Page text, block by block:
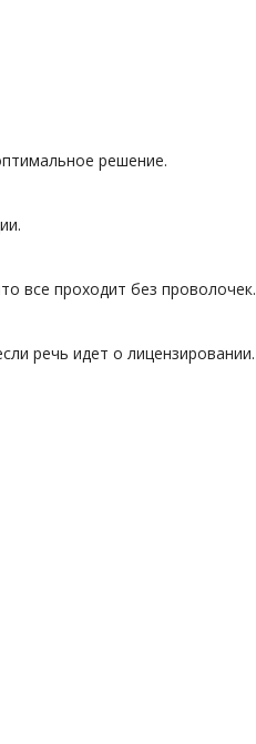
решение.
все проходит без проволочек.
речь идет о лицензировании.